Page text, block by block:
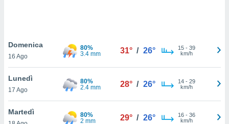
In
ti
per
nel
Domenica
16 Ago
80%
3.4 mm
31° / 26° 15- 39
km/h
Lunedì
17 Ago
80%
2.4 mm
28° / 26° 14- 29
km/h
Martedì
80%
2 mm
29° / 26° 16- 36
km/h